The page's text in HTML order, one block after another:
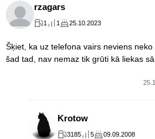
rzagars
1 1 25.10.2023
Šķiet, ka uz telefona vairs neviens
šad tad, nav nemaz tik grūti kā liekas
Krotow
3185 5 09.09.2008